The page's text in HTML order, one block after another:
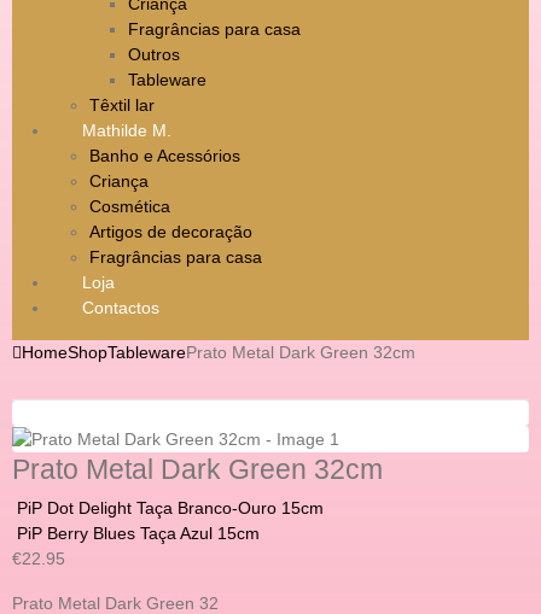
Fragrâncias para casa
Outros
Tableware
Têxtil lar
Mathilde M.
Banho e Acessórios
Criança
Cosmética
Artigos de decoração
Fragrâncias para casa
Loja
Contactos
HomeShopTablewarePrato Metal Dark Green 32cm
Prato Metal Dark Green 32cm
PiP Dot Delight Taça Branco-Ouro 15cm
PiP Berry Blues Taça Azul 15cm
€22.95
Prato Metal Dark Green 32